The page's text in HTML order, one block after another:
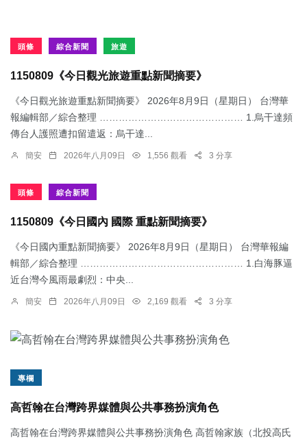
頭條 綜合新聞 旅遊
1150809《今日觀光旅遊重點新聞摘要》
《今日觀光旅遊重點新聞摘要》 2026年8月9日（星期日） 台灣華
報編輯部／綜合整理 ……………………………………… 1.烏干達頻
傳台人護照遭扣留遣返：​烏干達...
簡安 2026年八月09日 1,556 觀看 3 分享
頭條 綜合新聞
1150809《今日國內 國際 重點新聞摘要》
《今日國內重點新聞摘要》 2026年8月9日（星期日） 台灣華報編
輯部／綜合整理 …………………………………………… 1.白海豚逼
近台灣今風雨最劇烈：中央...
簡安 2026年八月09日 2,169 觀看 3 分享
專欄
高哲翰在台灣跨界媒體與公共事務扮演角色
高哲翰在台灣跨界媒體與公共事務扮演角色 高哲翰家族（北投高氏